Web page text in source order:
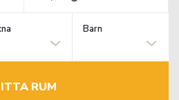
Barn
RUM